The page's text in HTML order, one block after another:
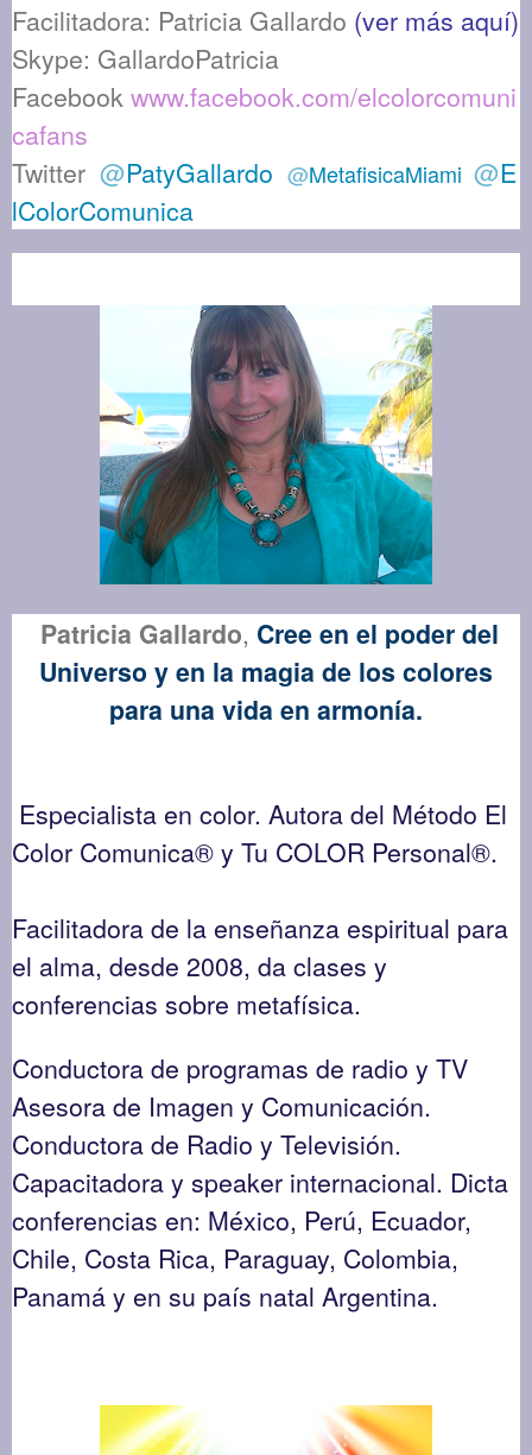
Facilitadora: Patricia Gallardo (ver más aquí)
Skype: GallardoPatricia
Facebook www.facebook.com/elcolorcomuni
cafans
Twitter @PatyGallardo @MetafisicaMiami @E
lColorComunica
Patricia Gallardo, Cree en el poder del
Universo y en la magia de los colores
para una vida en armonía.
Especialista en color. Autora del Método El
Color Comunica® y Tu COLOR Personal®.
Facilitadora de la enseñanza espiritual para
el alma, desde 2008, da clases y
conferencias sobre metafísica.
Conductora de programas de radio y TV
Asesora de Imagen y Comunicación.
Conductora de Radio y Televisión.
Capacitadora y speaker internacional. Dicta
conferencias en: México, Perú, Ecuador,
Chile, Costa Rica, Paraguay, Colombia,
Panamá y en su país natal Argentina.